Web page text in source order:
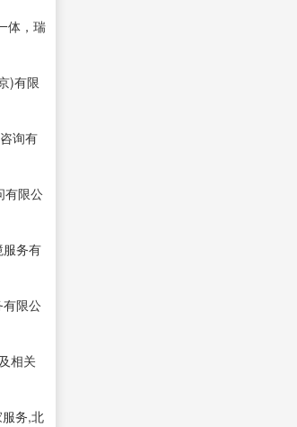
体，瑞
)有限
询有
有限公
务有
限公
相关
务,北